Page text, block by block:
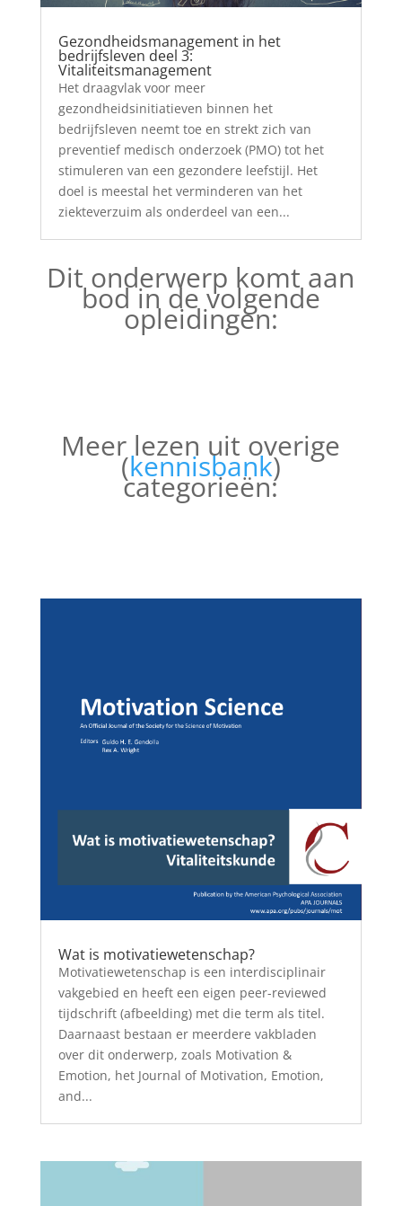
Gezondheidsmanagement in het
bedrijfsleven deel 3:
Vitaliteitsmanagement
Het draagvlak voor meer
gezondheidsinitiatieven binnen het
bedrijfsleven neemt toe en strekt zich van
preventief medisch onderzoek (PMO) tot het
stimuleren van een gezondere leefstijl. Het
doel is meestal het verminderen van het
ziekteverzuim als onderdeel van een...
Dit onderwerp komt aan
bod in de volgende
opleidingen:
Meer lezen uit overige
(kennisbank)
categorieën:
Wat is motivatiewetenschap?
Motivatiewetenschap is een interdisciplinair
vakgebied en heeft een eigen peer-reviewed
tijdschrift (afbeelding) met die term als titel.
Daarnaast bestaan er meerdere vakbladen
over dit onderwerp, zoals Motivation &
Emotion, het Journal of Motivation, Emotion,
and...